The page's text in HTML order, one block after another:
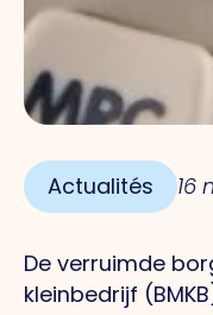
Actualités 16
De verruimde
kleinbedrijf